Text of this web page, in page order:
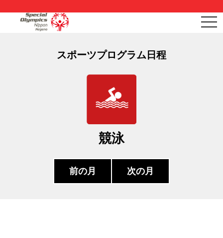
スポーツプログラム日程
競泳
前の月 次の月